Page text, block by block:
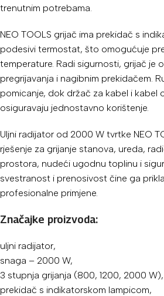
trenutnim potrebama.
NEO TOOLS grijač ima prekidač s
podesivi termostat, što omogućuje
temperature. Radi sigurnosti, grijač je
pregrijavanja i nagibnim prekidačem.
pomicanje, dok držač za kabel i kabel
osiguravaju jednostavno korištenje.
Uljni radijator od 2000 W tvrtke NEO
rješenje za grijanje stanova, ureda,
prostora, nudeći ugodnu toplinu i
svestranost i prenosivost čine ga
profesionalne primjene.
Značajke proizvoda:
uljni radijator,
snaga – 2000 W,
3 stupnja grijanja (800, 1200, 2000 W),
prekidač s indikatorskom lampicom,